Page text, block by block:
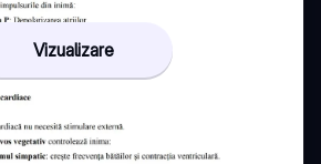
Vizualizare